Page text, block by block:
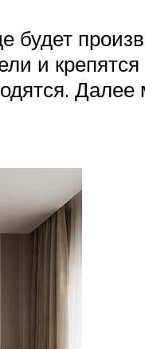
будет
и